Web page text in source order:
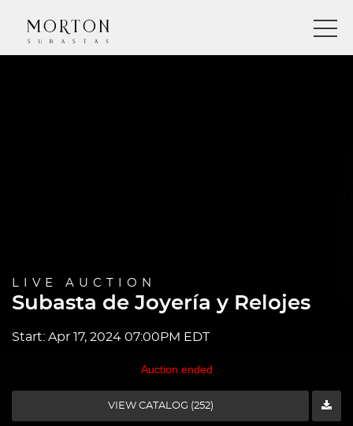
LIVE AUCTION
Subasta de Joyería y Relojes
Start: Apr 17, 2024 07:00PM EDT
Auction ended
VIEW CATALOG (252)